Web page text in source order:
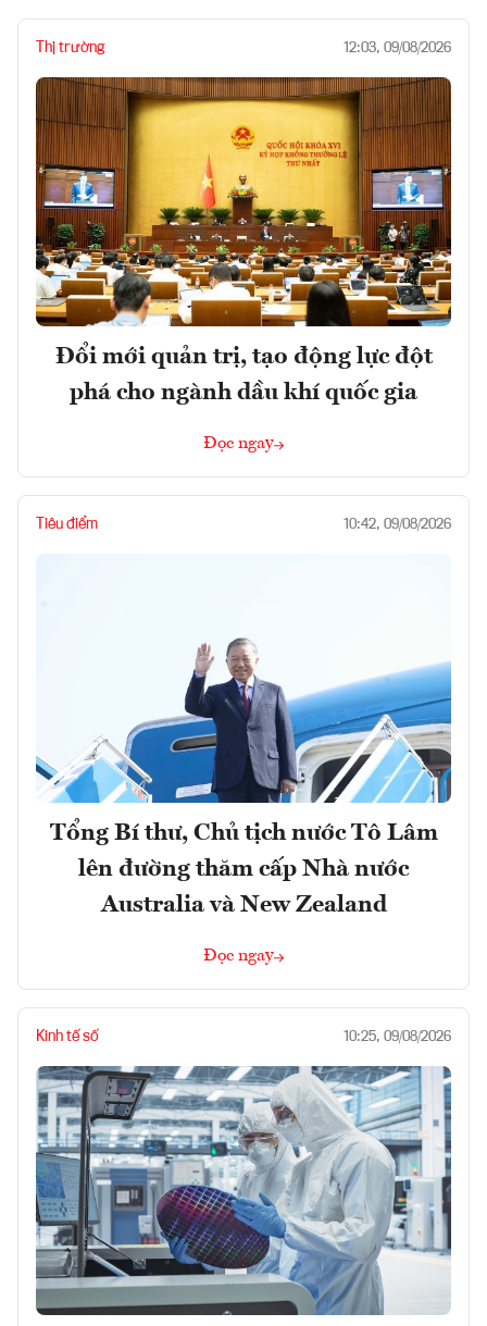
Thị trường 12:03, 09/08/2026
Đổi mới quản trị, tạo động lực đột
phá cho ngành dầu khí quốc gia
Đọc ngay
Tiêu điểm 10:42, 09/08/2026
Tổng Bí thư, Chủ tịch nước Tô Lâm
lên đường thăm cấp Nhà nước
Australia và New Zealand
Đọc ngay
Kinh tế số 10:25, 09/08/2026